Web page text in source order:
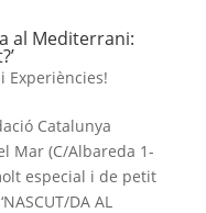
al Mediterrani:
Experiències!
Catalunya
Mar (C/Albareda 1-
especial i de petit
DA AL